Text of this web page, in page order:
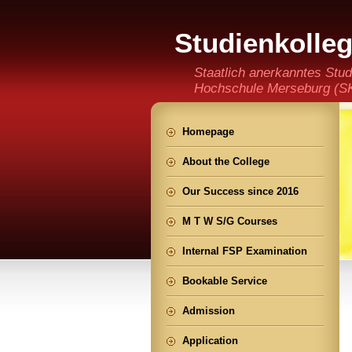
(staatlich
Staatlich anerkanntes
Hochschule Merseburg
der Ming CHENG Institut
Homepage
About the College
Our Success since 2016
M T W S/G Courses
Internal FSP Examination
Bookable Service
Admission
Application